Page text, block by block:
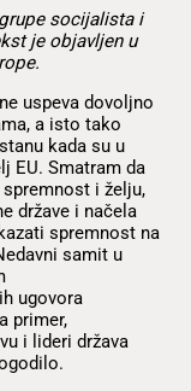
socijalista i
je objavljen u
uspeva dovoljno
a isto tako
kada su u
EU. Smatram da
i želju,
države i načela
spremnost na
samit u
ugovora
primer,
i lideri država